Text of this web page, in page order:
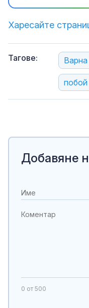
Харесайте
Тагове: Варна
побой
Добавяне
0 от 500